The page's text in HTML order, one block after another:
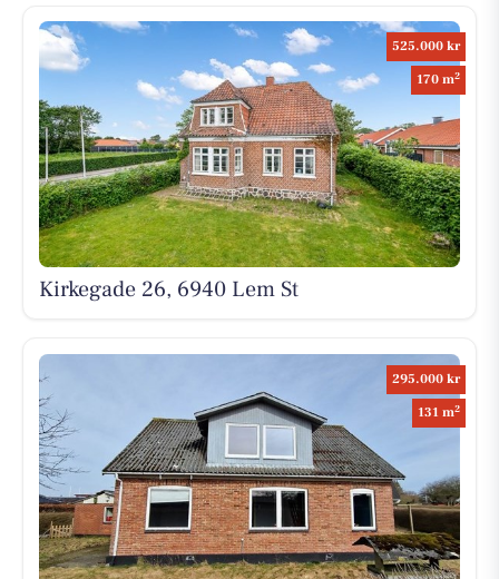
525.000 kr
170 m2
Kirkegade 26, 6940 Lem St
295.000 kr
131 m2